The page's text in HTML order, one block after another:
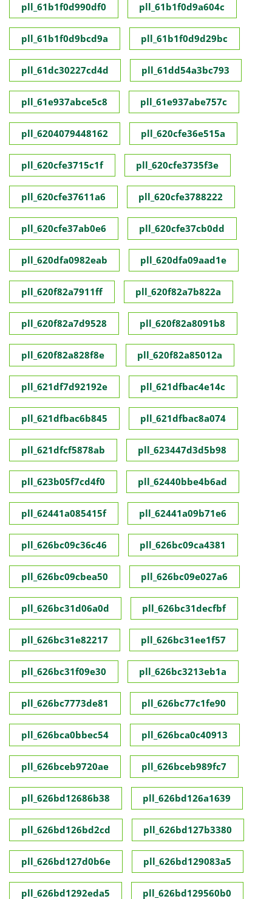
pll_61b1f0d990df0 pll_61b1f0d9a604c
pll_61b1f0d9bcd9a pll_61b1f0d9d29bc
pll_61dc30227cd4d pll_61dd54a3bc793
pll_61e937abce5c8 pll_61e937abe757c
pll_6204079448162 pll_620cfe36e515a
pll_620cfe3715c1f pll_620cfe3735f3e
pll_620cfe37611a6 pll_620cfe3788222
pll_620cfe37ab0e6 pll_620cfe37cb0dd
pll_620dfa0982eab pll_620dfa09aad1e
pll_620f82a7911ff pll_620f82a7b822a
pll_620f82a7d9528 pll_620f82a8091b8
pll_620f82a828f8e pll_620f82a85012a
pll_621df7d92192e pll_621dfbac4e14c
pll_621dfbac6b845 pll_621dfbac8a074
pll_621dfcf5878ab pll_623447d3d5b98
pll_623b05f7cd4f0 pll_62440bbe4b6ad
pll_62441a085415f pll_62441a09b71e6
pll_626bc09c36c46 pll_626bc09ca4381
pll_626bc09cbea50 pll_626bc09e027a6
pll_626bc31d06a0d pll_626bc31decfbf
pll_626bc31e82217 pll_626bc31ee1f57
pll_626bc31f09e30 pll_626bc3213eb1a
pll_626bc7773de81 pll_626bc77c1fe90
pll_626bca0bbec54 pll_626bca0c40913
pll_626bceb9720ae pll_626bceb989fc7
pll_626bd12686b38 pll_626bd126a1639
pll_626bd126bd2cd pll_626bd127b3380
pll_626bd127d0b6e pll_626bd129083a5
pll_626bd1292eda5 pll_626bd129560b0